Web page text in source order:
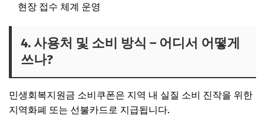
현장 접수 체계 운영
4. 사용처 및 소비 방식 – 어디서 어떻게
쓰나?
민생회복지원금 소비쿠폰은 지역 내 실질 소비 진작을 위한
지역화폐 또는 선불카드로 지급됩니다.